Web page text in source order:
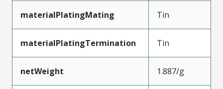
materialPlatingMating Tin
materialPlatingTermination Tin
netWeight 1.887/g